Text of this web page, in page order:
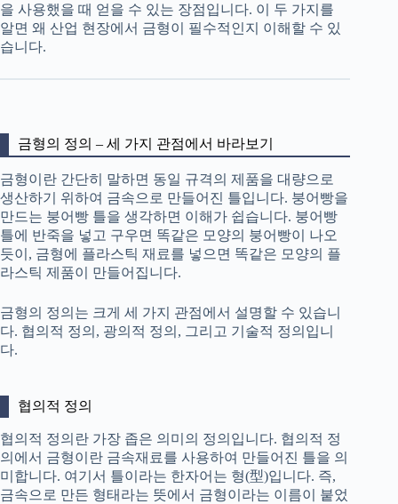
을 사용했을 때 얻을 수 있는 장점입니다. 이 두 가지를
알면 왜 산업 현장에서 금형이 필수적인지 이해할 수 있
습니다.
금형의 정의 – 세 가지 관점에서 바라보기
금형이란 간단히 말하면 동일 규격의 제품을 대량으로
생산하기 위하여 금속으로 만들어진 틀입니다. 붕어빵을
만드는 붕어빵 틀을 생각하면 이해가 쉽습니다. 붕어빵
틀에 반죽을 넣고 구우면 똑같은 모양의 붕어빵이 나오
듯이, 금형에 플라스틱 재료를 넣으면 똑같은 모양의 플
라스틱 제품이 만들어집니다.
금형의 정의는 크게 세 가지 관점에서 설명할 수 있습니
다. 협의적 정의, 광의적 정의, 그리고 기술적 정의입니
다.
협의적 정의
협의적 정의란 가장 좁은 의미의 정의입니다. 협의적 정
의에서 금형이란 금속재료를 사용하여 만들어진 틀을 의
미합니다. 여기서 틀이라는 한자어는 형(型)입니다. 즉,
금속으로 만든 형태라는 뜻에서 금형이라는 이름이 붙었